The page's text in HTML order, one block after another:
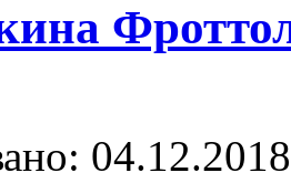
04.12.2018